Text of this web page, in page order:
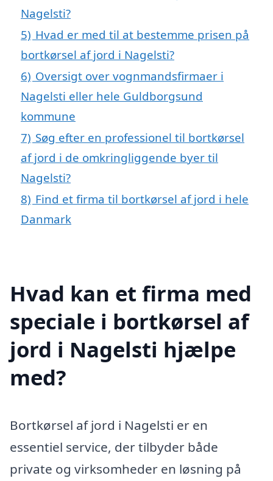
Nagelsti?
5) Hvad er med til at bestemme prisen på
bortkørsel af jord i Nagelsti?
6) Oversigt over vognmandsfirmaer i
Nagelsti eller hele Guldborgsund
kommune
7) Søg efter en professionel til bortkørsel
af jord i de omkringliggende byer til
Nagelsti?
8) Find et firma til bortkørsel af jord i hele
Danmark
Hvad kan et firma med
speciale i bortkørsel af
jord i Nagelsti hjælpe
med?
Bortkørsel af jord i Nagelsti er en
essentiel service, der tilbyder både
private og virksomheder en løsning på